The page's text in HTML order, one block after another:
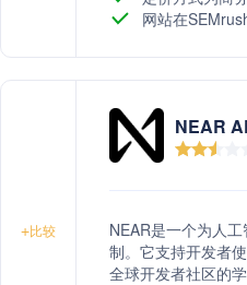
网站在
+比较
NEAR
NEAR是一个为人
制。它支持开发者
全球开发者社区的学